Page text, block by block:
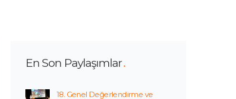
En Son Paylaşımlar
18. Genel Değerlendirme ve